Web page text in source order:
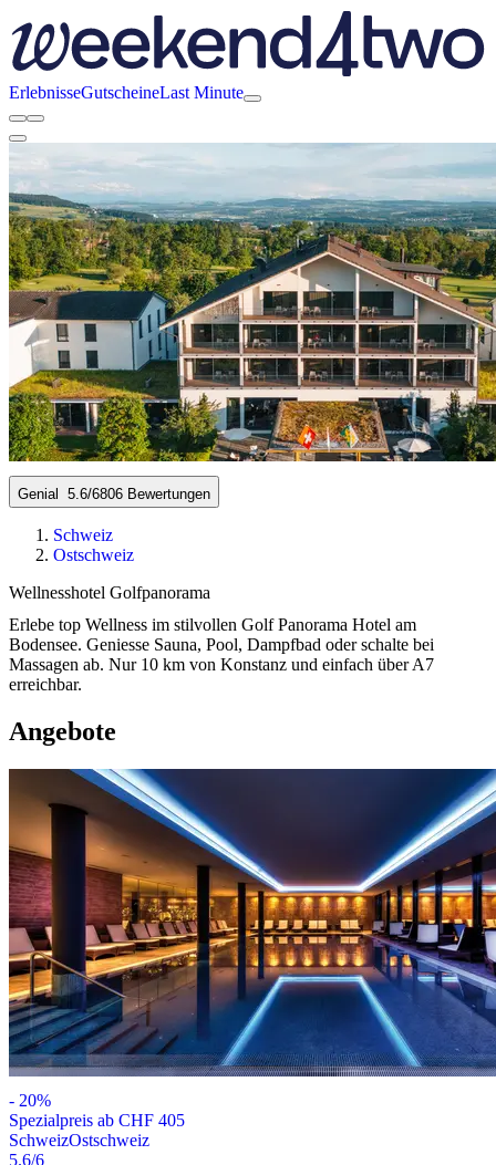
ErlebnisseGutscheineLast Minute
Genial 5.6/6806 Bewertungen
Schweiz
Ostschweiz
Wellnesshotel Golfpanorama
Erlebe top Wellness im stilvollen Golf Panorama Hotel am
Bodensee. Geniesse Sauna, Pool, Dampfbad oder schalte bei
Massagen ab. Nur 10 km von Konstanz und einfach über A7
erreichbar.
Angebote
- 20%
Spezialpreis ab CHF 405
SchweizOstschweiz
5.6/6